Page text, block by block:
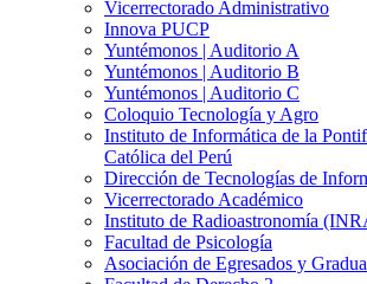
Vicerrectorado Administrativo
Innova PUCP
Yuntémonos | Auditorio A
Yuntémonos | Auditorio B
Yuntémonos | Auditorio C
Coloquio Tecnología y Agro
Instituto de Informática de la
Católica del Perú
Dirección de Tecnologías de
Vicerrectorado Académico
Instituto de Radioastronomía
Facultad de Psicología
Asociación de Egresados y